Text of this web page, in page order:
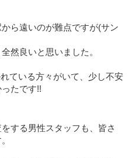
ら遠いのが難点ですが(サン
然良いと思いました。
ている方々がいて、少し不安
たです!!
する男性スタッフも、皆さ